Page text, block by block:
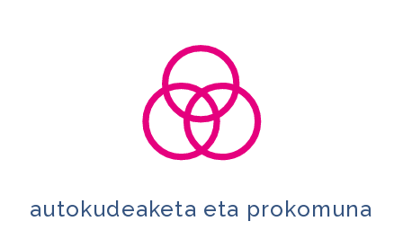
autokudeaketa eta prokomuna